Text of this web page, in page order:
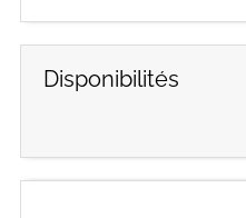
Disponibilités